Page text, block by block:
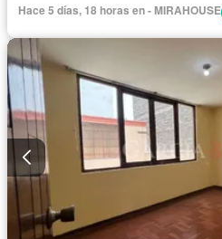
Hace 5 días, 18 horas en - MIRAHOUSE